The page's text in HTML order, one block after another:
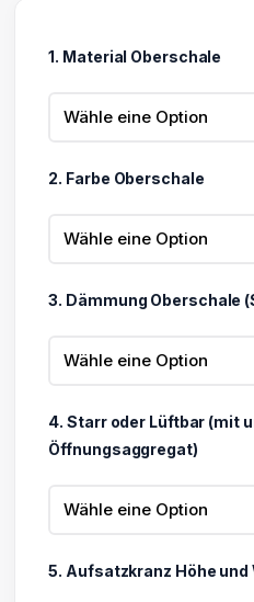
bis
1.558,50 €
1. Material Oberschale
2. Farbe Oberschale
3. Dämmung Oberschale
4. Starr oder Lüftbar (mit
Öffnungsaggregat)
5. Aufsatzkranz Höhe und